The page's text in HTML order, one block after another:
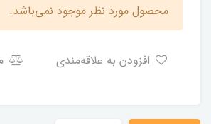
محصول مورد نظر موجود نمی‌باشد.